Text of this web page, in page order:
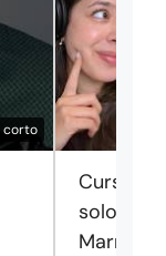
corto
Cursos
solo